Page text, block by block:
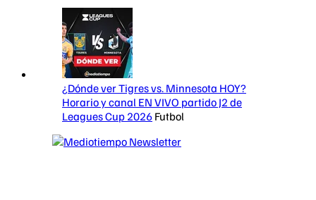
¿Dónde ver Tigres vs. Minnesota HOY?
Horario y canal EN VIVO partido J2 de
Leagues Cup 2026 Futbol